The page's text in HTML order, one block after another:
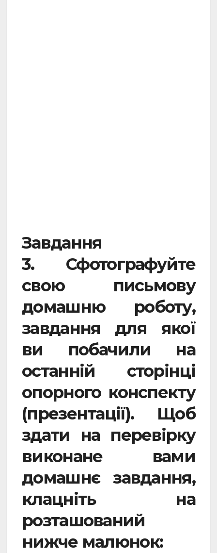
Завдання
3. Сфотографуйте
свою письмову
домашню роботу,
завдання для якої
ви побачили на
останній сторінці
опорного конспекту
(презентації). Щоб
здати на перевірку
виконане вами
домашнє завдання,
клацніть на
розташований
нижче малюнок: